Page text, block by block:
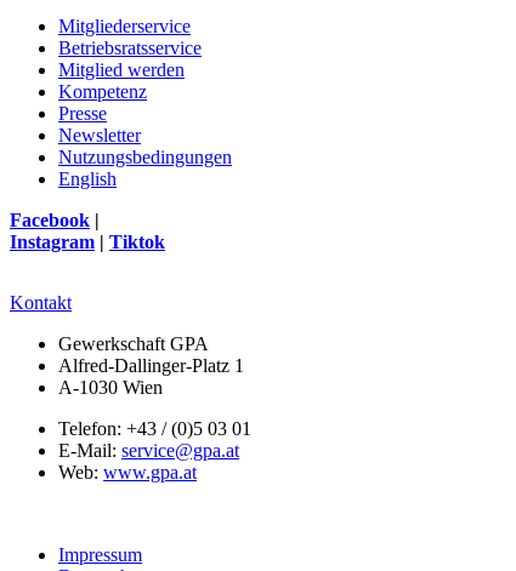
Mitgliederservice
Betriebsratsservice
Mitglied werden
Kompetenz
Presse
Newsletter
Nutzungsbedingungen
English
Facebook |
Instagram | Tiktok
Kontakt
Gewerkschaft GPA
Alfred-Dallinger-Platz 1
A-1030 Wien
Telefon: +43 / (0)5 03 01
E-Mail: service@gpa.at
Web: www.gpa.at
Impressum